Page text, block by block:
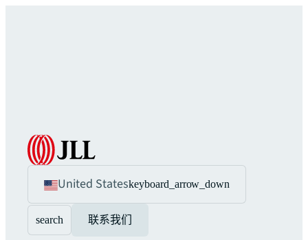
United Stateskeyboard_arrow_down
search 联系我们